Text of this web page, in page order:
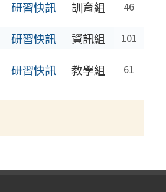
研習快訊 訓育組 46
研習快訊 資訊組 101
研習快訊 教學組 61